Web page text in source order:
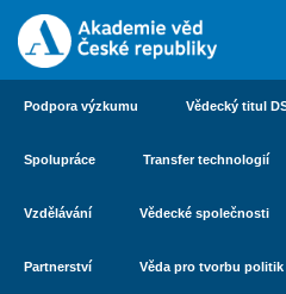
Podpora výzkumu Vědecký titul
Spolupráce Transfer technologií
Vzdělávání Vědecké společnosti
Partnerství Věda pro tvorbu politik